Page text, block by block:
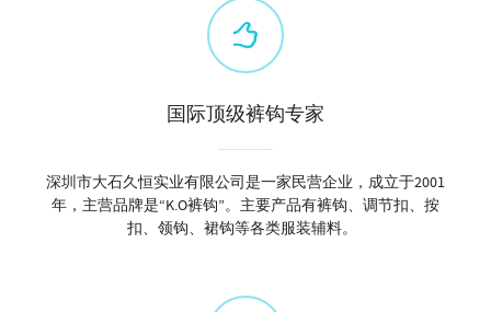
国际顶级裤钩专家
深圳市大石久恒实业有限公司是一家民营企业，成立于2001
年，主营品牌是“K.O裤钩”。主要产品有裤钩、调节扣、按
扣、领钩、裙钩等各类服装辅料。